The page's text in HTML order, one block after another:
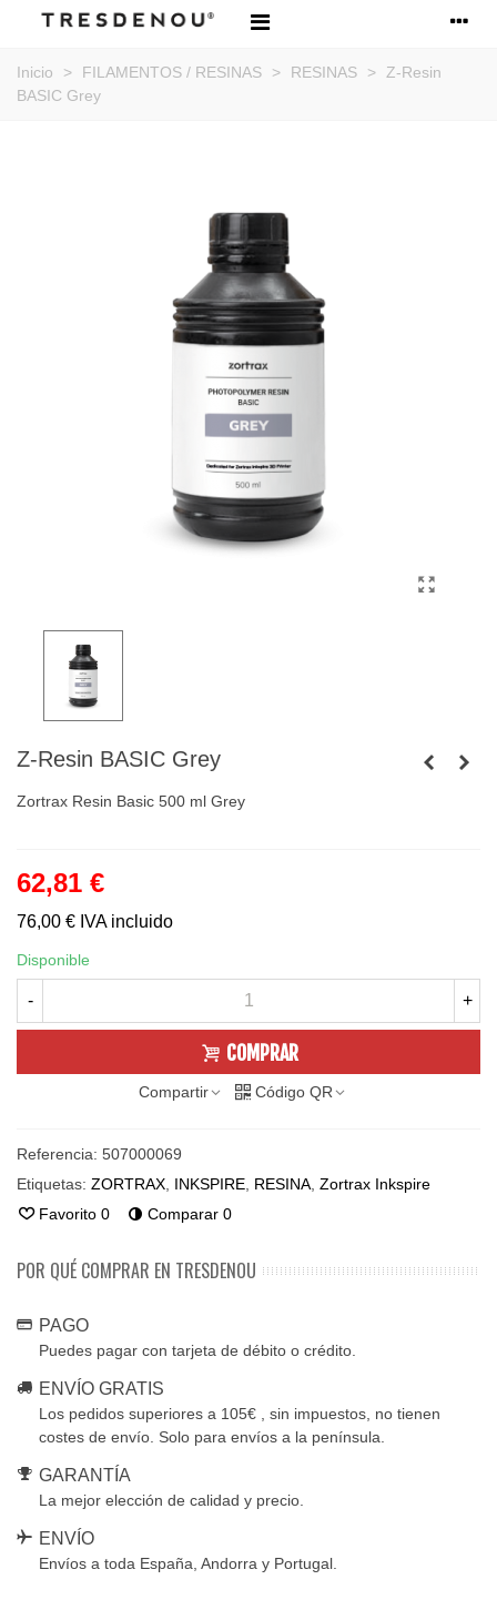
Inicio > FILAMENTOS / RESINAS > RESINAS >
Z-Resin
BASIC Grey
Z-Resin BASIC Grey
Zortrax Resin Basic 500 ml Grey
62,81 €
76,00 € IVA incluido
Disponible
- +
COMPRAR
Compartir Código QR
Referencia: 507000069
Etiquetas: ZORTRAX INKSPIRE RESINA Zortrax Inkspire
Favorito 0 Comparar 0
POR QUÉ COMPRAR EN TRESDENOU
PAGO
Puedes pagar con tarjeta de débito o crédito.
ENVÍO GRATIS
Los pedidos superiores a 105€ , sin impuestos, no tienen
costes de envío. Solo para envíos a la península.
GARANTÍA
La mejor elección de calidad y precio.
ENVÍO
Envíos a toda España, Andorra y Portugal.